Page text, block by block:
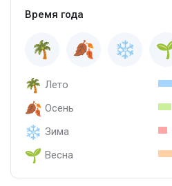
Время года
Лето
Осень
Зима
Весна